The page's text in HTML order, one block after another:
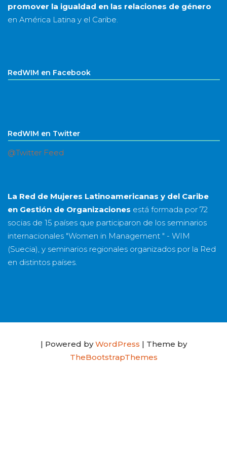
promover la igualdad en las relaciones de género
en América Latina y el Caribe.
RedWIM en Facebook
RedWIM en Twitter
@Twitter Feed
La Red de Mujeres Latinoamericanas y del Caribe
en Gestión de Organizaciones está formada por 72
socias de 15 países que participaron de los seminarios
internacionales "Women in Management " - WIM
(Suecia), y seminarios regionales organizados por la Red
en distintos países.
| Powered byWordPress | Theme by
TheBootstrapThemes